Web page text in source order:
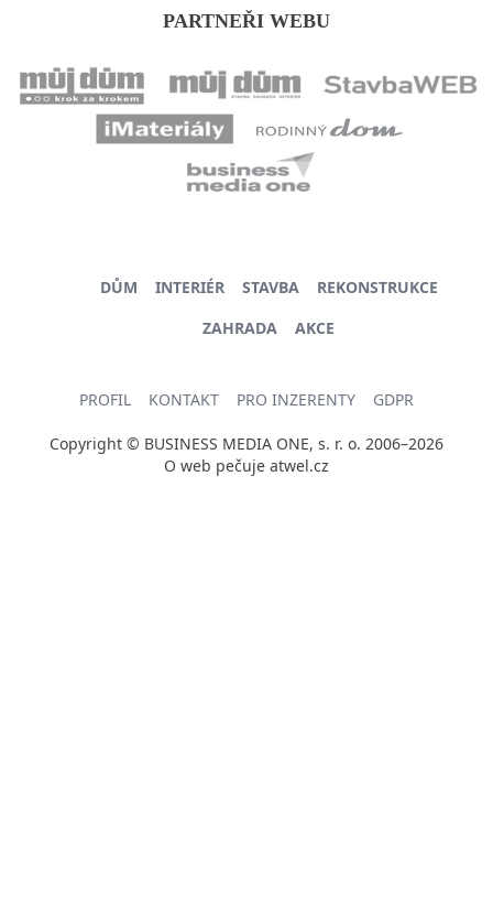
PARTNEŘI WEBU
DŮM INTERIÉR STAVBA
REKONSTRUKCE
ZAHRADA
AKCE
PROFIL KONTAKT PRO INZERENTY GDPR
Copyright © BUSINESS MEDIA ONE, s. r. o. 2006–2026